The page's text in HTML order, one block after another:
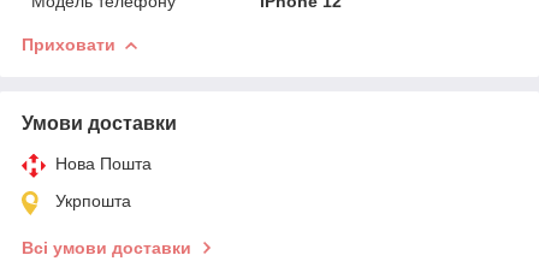
Приховати
Умови доставки
Нова Пошта
Укрпошта
Всі умови доставки